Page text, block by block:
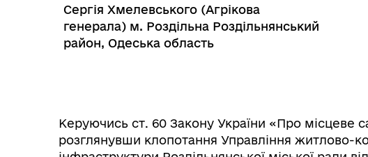
Сергія Хмелевського (Агрікова
генерала) м. Роздільна Роздільнянський
район, Одеська область
Керуючись ст. 60 Закону України «Про місцеве
розглянувши клопотання Управління житлово-